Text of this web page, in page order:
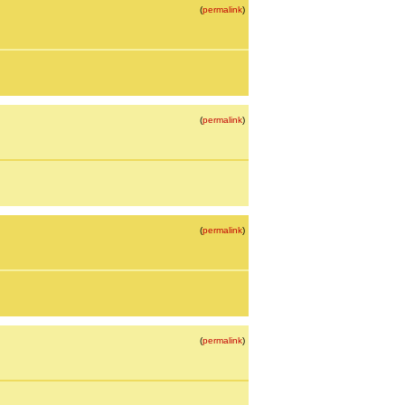
(permalink)
(permalink)
(permalink)
(permalink)